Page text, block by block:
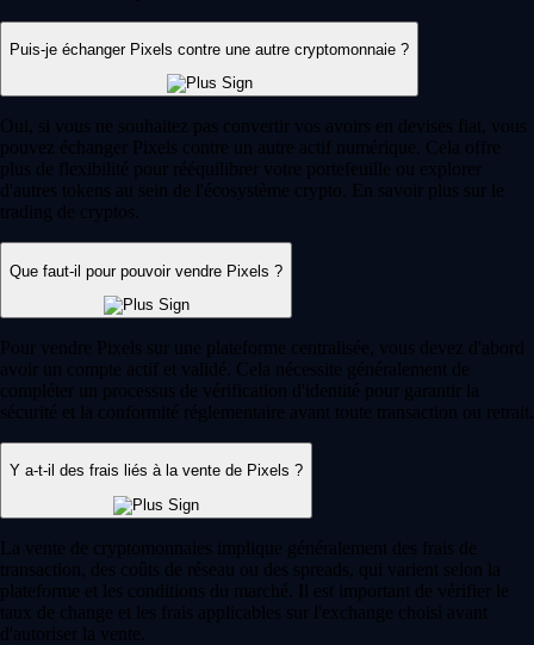
Puis-je échanger Pixels contre une autre cryptomonnaie ?
Oui, si vous ne souhaitez pas convertir vos avoirs en devises fiat, vous
pouvez échanger Pixels contre un autre actif numérique. Cela offre
plus de flexibilité pour rééquilibrer votre portefeuille ou explorer
d'autres tokens au sein de l'écosystème crypto. En savoir plus sur le
trading de cryptos.
Que faut-il pour pouvoir vendre Pixels ?
Pour vendre Pixels sur une plateforme centralisée, vous devez d'abord
avoir un compte actif et validé. Cela nécessite généralement de
compléter un processus de vérification d'identité pour garantir la
sécurité et la conformité réglementaire avant toute transaction ou retrait.
Y a-t-il des frais liés à la vente de Pixels ?
La vente de cryptomonnaies implique généralement des frais de
transaction, des coûts de réseau ou des spreads, qui varient selon la
plateforme et les conditions du marché. Il est important de vérifier le
taux de change et les frais applicables sur l'exchange choisi avant
d'autoriser la vente.